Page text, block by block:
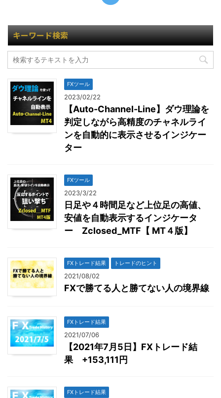
キーワード検索
FXツール
2023/02/22
【Auto-Channel-Line】ダウ理論を
判定しながら高精度のチャネルライ
ンを自動的に表示させるインジケー
ター
FXツール
2023/3/22
日足や４時間足など上位足の高値、
安値を自動表示するインジケータ
ー Zclosed_MTF【 MT４版】
FXトレード結果 トレードのヒント
2021/08/02
FXで勝てる人と勝てない人の境界線
FXトレード結果
2021/07/06
【2021年7月5日】FXトレード結
果 +153,111円
FXトレード結果